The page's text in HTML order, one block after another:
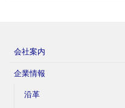
会社案内
企業情報
沿革